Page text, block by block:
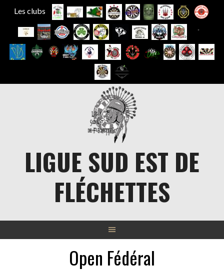
Les clubs
LIGUE SUD EST DE
FLÉCHETTES
Open Fédéral